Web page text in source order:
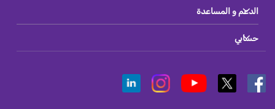
الدعم و المساعدة
حسابي